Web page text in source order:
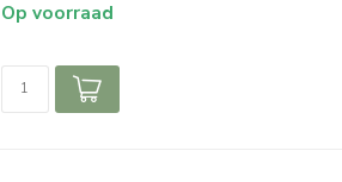
Op voorraad